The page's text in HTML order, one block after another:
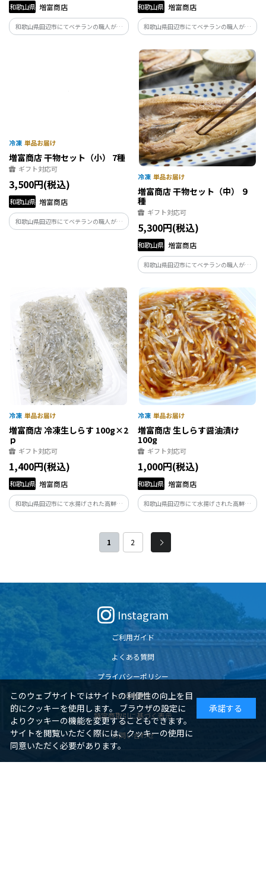
和歌山県 増富商店
和歌山県田辺市にてベテランの職人が丁
寧に開き干しあげました。
和歌山県 増富商店
和歌山県田辺市にてベテランの職人が丁
寧に開き干しあげました。
増富商店 干物セット（小） 7種
ギフト対応可
3,500円(税込)
増富商店 干物セット（中） ９
種
ギフト対応可
5,300円(税込)
和歌山県 増富商店
和歌山県田辺市にてベテランの職人が丁
寧に開き干しあげました。
増富商店 冷凍生しらす 100g×2
ｐ
ギフト対応可
1,400円(税込)
和歌山県 増富商店
和歌山県田辺市にて水揚げされた高鮮度
な生シラスを急速冷凍しました。
増富商店 生しらす醤油漬け
100g
ギフト対応可
1,000円(税込)
和歌山県 増富商店
和歌山県田辺市にて水揚げされた高鮮度
な生シラスを特製ダレに漬け込み急速冷
1 2
Instagram
ご利用ガイド
よくある質問
プライバシーポリシー
ご利用規約
特定商取引に基づく表示
お問い合わせ
ジェイアール西日本商事が販売する商品以外の商品に関する販売会社概
このウェブサイトではサイトの利便性の向上を目
的にクッキーを使用します。 ブラウザの設定に
よりクッキーの機能を変更することもできます。
サイトを閲覧いただく際には、クッキーの使用に
同意いただく必要があります。
承諾する